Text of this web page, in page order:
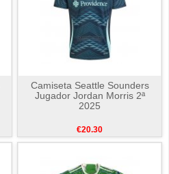
Camiseta Seattle Sounders
Jugador Jordan Morris 2ª
2025
€20.30